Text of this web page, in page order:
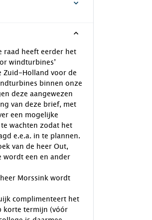
raad heeft eerder het
windturbines’
Zuid-Holland voor de
binnen onze
deze aangewezen
van deze brief, met
een mogelijke
wachten zodat het
e.e.a. in te plannen.
van de heer Out,
wordt een en ander
Morssink wordt
complimenteert het
korte termijn (vóór